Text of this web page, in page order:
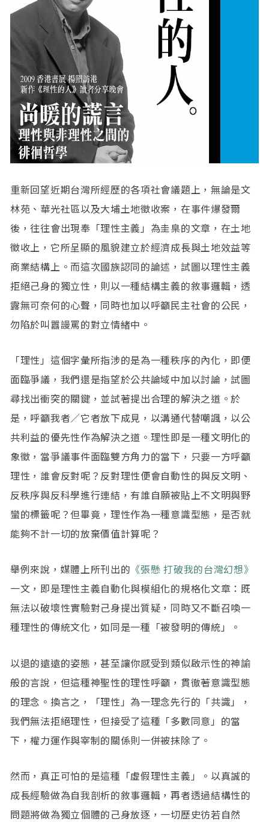
重新回望近期台灣所經歷的各項社會議題上，無論是文
林苑、華光社區以及大埔土地徵收案，在事件爆發爾
後，往往會出現奉「理性主義」為圭臬的文章，在土地
徵收上，它所呈顯的風貌建立於經濟成長與土地效益等
商業結構上。而這次國族認同的論述，試圖以理性主義
拒絕己身的獨立性，則以一種結構主義的敘事邏輯，透
露無可奈何的心聲，同時也加以呼籲民主社會的公民，
勿陷於叫囂謾罵的對立情緒中。
「理性」這個字彙所指涉的是為一種秩序的內化，即便
面臨爭議，我們還是指望於公共論域中加以討論，試圖
尋找出衝突的關鍵，並試著提出合理的解決之道。於
是，呼籲我者／它者放下成見，以溝通代替嘲諷，以公
共利益的優先性作為解決之道。理性即是一種文明化的
象徵，當爭議事件面臨雙方角力的當下，只要一方呼籲
理性，誰會反對呢？反對理性便會自動性的與反文明、
反秩序與反科學進行連結，有誰自願被貼上不文明與野
蠻的標籤呢？但畢竟，理性作為一種意識型態，是否就
能夠不計一切的放棄價值計算呢？
舉例來說，媒體上所刊出的 《張懸 打破我的台灣幻想》
一文，即是理性主義自動化與模組化的規格化文章：既
無法以破壞性實驗對己身提出質疑，同時又不斷召喚一
種理性的傳統文化，如同是一種「被發明的傳統」。
以退的遠遠的姿態，甚至讓你感受到類似啟示性的神諭
般的言說，但這種神聖性的理性呼籲，貫徹著意識型態
的理念。換言之，「理性」為一理念先行的「共識」，
我們無法拒絕理性，但接受了這種「多數同意」的當
下，權力運作與宰制的關係則一併被抹除了。
然而，真正可怕的是這種「虛假理性主義」。以真誠的
成長經驗做為自我剖析的敘事邏輯，再者透過結構性的
問題將做為獨立個體的己身放逐，一切歷史彷若自然